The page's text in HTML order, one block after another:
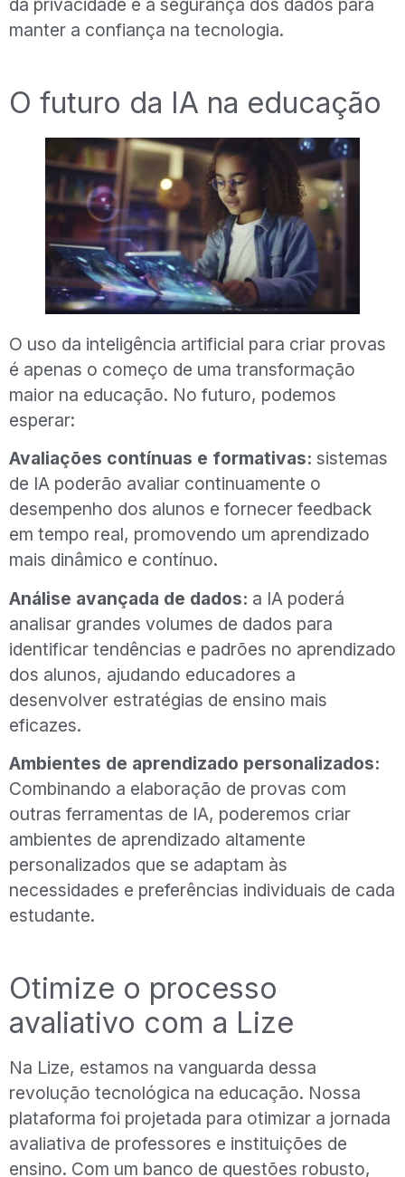
manter a confiança na tecnologia.
O futuro da IA na educação
O uso da inteligência artificial para criar provas
é apenas o começo de uma transformação
maior na educação. No futuro, podemos
esperar:
Avaliações contínuas e formativas: sistemas
de IA poderão avaliar continuamente o
desempenho dos alunos e fornecer feedback
em tempo real, promovendo um aprendizado
mais dinâmico e contínuo.
Análise avançada de dados: a IA poderá
analisar grandes volumes de dados para
identificar tendências e padrões no aprendizado
dos alunos, ajudando educadores a
desenvolver estratégias de ensino mais
eficazes.
Ambientes de aprendizado personalizados:
Combinando a elaboração de provas com
outras ferramentas de IA, poderemos criar
ambientes de aprendizado altamente
personalizados que se adaptam às
necessidades e preferências individuais de cada
estudante.
Otimize o processo
avaliativo com a Lize
Na Lize, estamos na vanguarda dessa
revolução tecnológica na educação. Nossa
plataforma foi projetada para otimizar a jornada
avaliativa de professores e instituições de
ensino. Com um banco de questões robusto,